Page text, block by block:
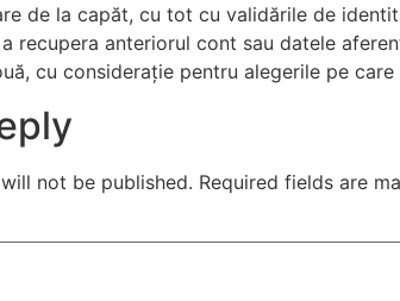
de la capăt, cu tot cu validările de
recupera anteriorul cont sau datele
cu considerație pentru alegerile pe
not be published. Required fields are